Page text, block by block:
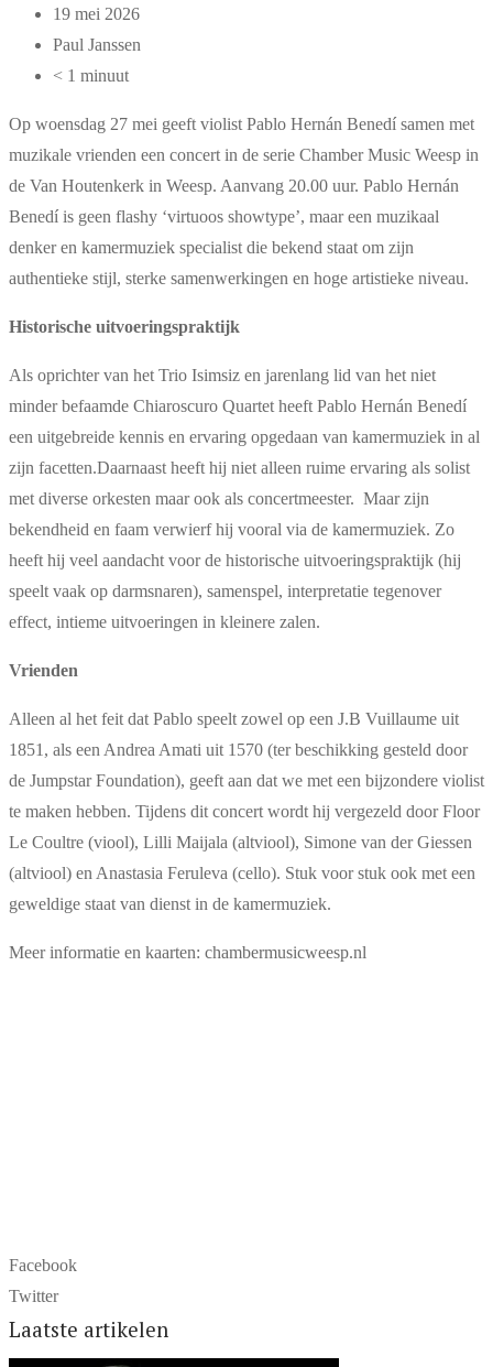
19 mei 2026
Paul Janssen
< 1 minuut
Op woensdag 27 mei geeft violist Pablo Hernán Benedí samen met
muzikale vrienden een concert in de serie Chamber Music Weesp in
de Van Houtenkerk in Weesp. Aanvang 20.00 uur. Pablo Hernán
Benedí is geen flashy ‘virtuoos showtype’, maar een muzikaal
denker en kamermuziek specialist die bekend staat om zijn
authentieke stijl, sterke samenwerkingen en hoge artistieke niveau.
Historische uitvoeringspraktijk
Als oprichter van het Trio Isimsiz en jarenlang lid van het niet
minder befaamde Chiaroscuro Quartet heeft Pablo Hernán Benedí
een uitgebreide kennis en ervaring opgedaan van kamermuziek in al
zijn facetten.Daarnaast heeft hij niet alleen ruime ervaring als solist
met diverse orkesten maar ook als concertmeester. Maar zijn
bekendheid en faam verwierf hij vooral via de kamermuziek. Zo
heeft hij veel aandacht voor de historische uitvoeringspraktijk (hij
speelt vaak op darmsnaren), samenspel, interpretatie tegenover
effect, intieme uitvoeringen in kleinere zalen.
Vrienden
Alleen al het feit dat Pablo speelt zowel op een J.B Vuillaume uit
1851, als een Andrea Amati uit 1570 (ter beschikking gesteld door
de Jumpstar Foundation), geeft aan dat we met een bijzondere violist
te maken hebben. Tijdens dit concert wordt hij vergezeld door Floor
Le Coultre (viool), Lilli Maijala (altviool), Simone van der Giessen
(altviool) en Anastasia Feruleva (cello). Stuk voor stuk ook met een
geweldige staat van dienst in de kamermuziek.
Meer informatie en kaarten: chambermusicweesp.nl
Facebook
Twitter
Laatste artikelen